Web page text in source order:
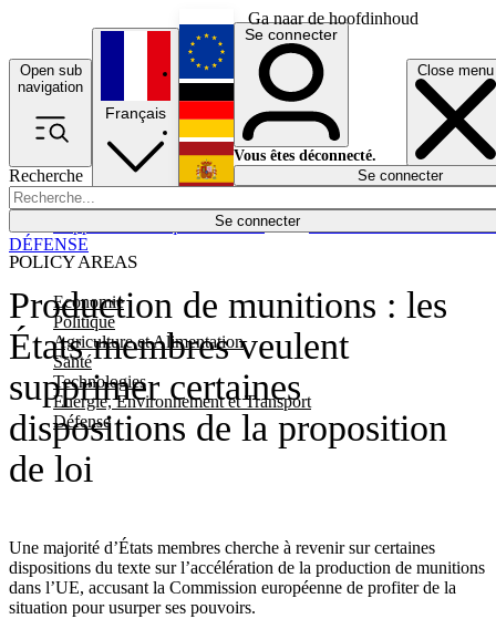
Ga naar de hoofdinhoud
Open sub
navigation
Close menu
Recherche
Se connecter
POLICY AREAS
Economie
Politique
Agriculture et Alimentation
Santé
Technologies
Energie, Environnement et Transport
Défense
Économie
Français
English
Deutsch
Español
Se connecter
Vous êtes déconnecté.
Se connecter
Production de munitions : les
États membres veulent
supprimer certaines
dispositions de la proposition
de loi
Une majorité d’États membres cherche à revenir sur certaines
dispositions du texte sur l’accélération de la production de munitions
dans l’UE, accusant la Commission européenne de profiter de la
situation pour usurper ses pouvoirs.
DÉFENSE